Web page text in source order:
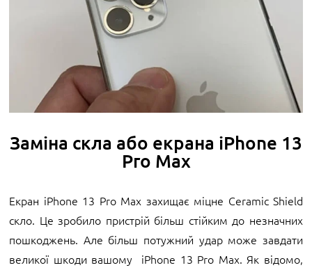
Заміна скла або екрана iPhone 13
Pro Max
Екран iPhone 13 Pro Max захищає міцне Ceramic Shield
скло. Це зробило пристрій більш стійким до незначних
пошкоджень. Але більш потужний удар може завдати
великої шкоди вашому iPhone 13 Pro Max. Як відомо,